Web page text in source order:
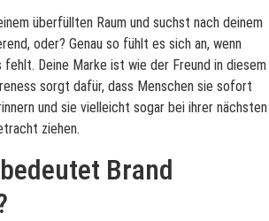
überfüllten Raum und suchst nach deinem
oder? Genau so fühlt es sich an, wenn
fehlt. Deine Marke ist wie der Freund in diesem
sorgt dafür, dass Menschen sie sofort
und sie vielleicht sogar bei ihrer nächsten
ziehen.
Brand